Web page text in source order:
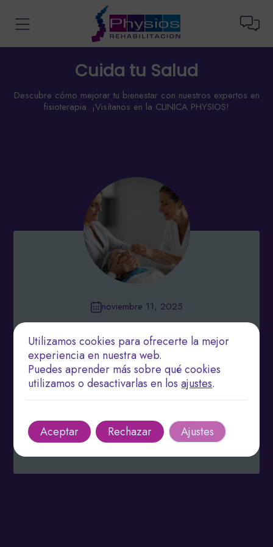
Cuida tu Salud
Descubre cómo mejorar tu bienestar con nuestros expertos en
fisioterapia. ¡Visítanos en la CLINICA PHYSIOS!
noviembre 11, 2025
Tradicionales y Modernas para Resultados
Óptimos
Explora la fisioterapia integrativa: un enfoque
holístico que combina diversas disciplinas para
Leer más
Utilizamos cookies para ofrecerte la mejor
experiencia en nuestra web.
Puedes aprender más sobre qué cookies
utilizamos o desactivarlas en losajustes.
Aceptar Rechazar Ajustes